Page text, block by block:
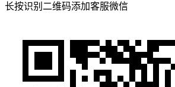
长按识别二维码添加客服微信